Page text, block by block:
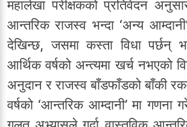
महालेखा परीक्षकको प्रतिवेदन
आन्तरिक राजस्व भन्दा ‘अन्य
देखिन्छ, जसमा कस्ता विधा पर्छन्
आर्थिक वर्षको अन्त्यमा खर्च नभएको
अनुदान र राजस्व बाँडफाँडको बाँकी
वर्षको ‘आन्तरिक आम्दानी’ मा गणना